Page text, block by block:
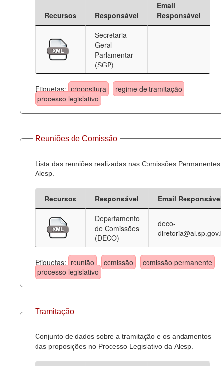
Recursos Responsável
Email
Responsável
Secretaria
Geral
Parlamentar
(SGP)
Etiquetas: propositura
regime de tramitação
processo legislativo
Reuniões de Comissão
Lista das reuniões realizadas nas Comissões
Alesp.
Recursos Responsável
Email
Departamento
de Comissões
(DECO)
deco-
Etiquetas: reunião comissão
comissão permanente
processo legislativo
Tramitação
Conjunto de dados sobre a tramitação e os andamentos
das proposições no Processo Legislativo da Alesp.